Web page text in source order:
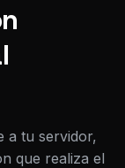
a tu servidor,
que realiza el